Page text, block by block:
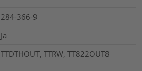
284-366-9
Ja
TTDTHOUT, TTRW, TT822OUT8